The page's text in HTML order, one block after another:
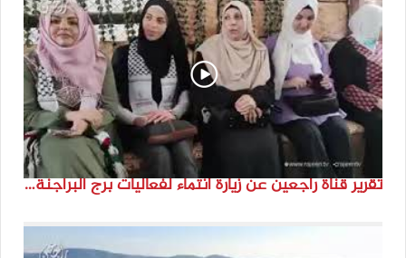
تقرير قناة راجعين عن زيارة انتماء لفعاليات برج البراجنة اعداد جنى شحرور